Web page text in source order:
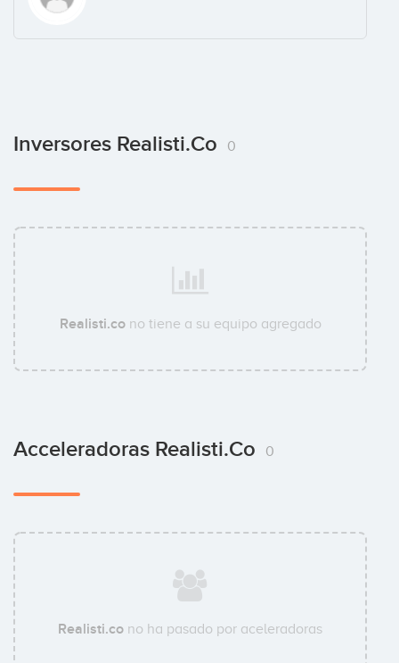
Inversores Realisti.co 0
Realisti.cono tiene a su equipo agregado
Acceleradoras Realisti.co 0
Realisti.co no ha pasado por aceleradoras